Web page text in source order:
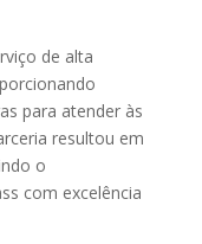
de alta
para atender às
resultou em
o
com excelência